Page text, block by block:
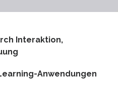
Interaktion,
Anwendungen